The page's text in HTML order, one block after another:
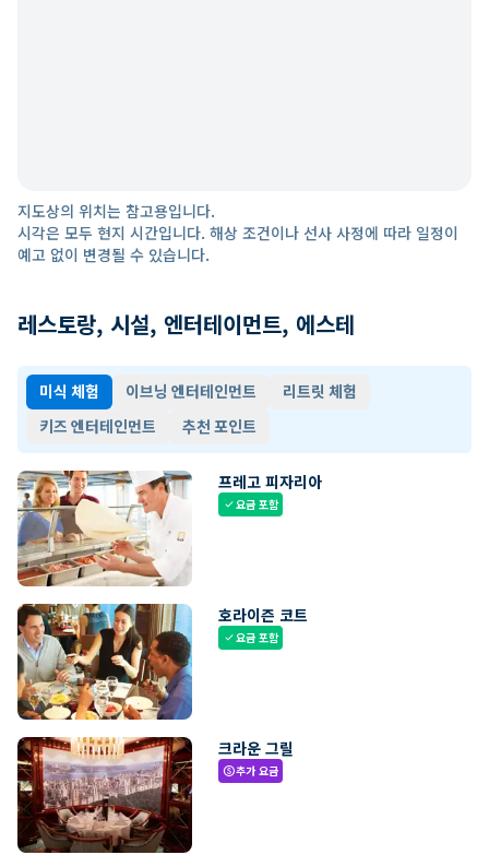
지도상의 위치는 참고용입니다.
시각은 모두 현지 시간입니다. 해상 조건이나 선사 사정에 따라 일정이
예고 없이 변경될 수 있습니다.
레스토랑, 시설, 엔터테이먼트, 에스테
미식 체험 이브닝 엔터테인먼트
리트릿 체험
키즈 엔터테인먼트
추천 포인트
프레고 피자리아
check요금 포함
호라이즌 코트
check요금 포함
크라운 그릴
paid추가 요금